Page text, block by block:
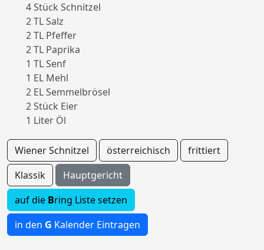
4 Stück Schnitzel
2 TL Salz
2 TL Pfeffer
2 TL Paprika
1 TL Senf
1 EL Mehl
2 EL Semmelbrösel
2 Stück Eier
1 Liter Öl
Wiener Schnitzel österreichisch
frittiert
Klassik
Hauptgericht
auf die Bring Liste setzen
in den G Kalender Eintragen